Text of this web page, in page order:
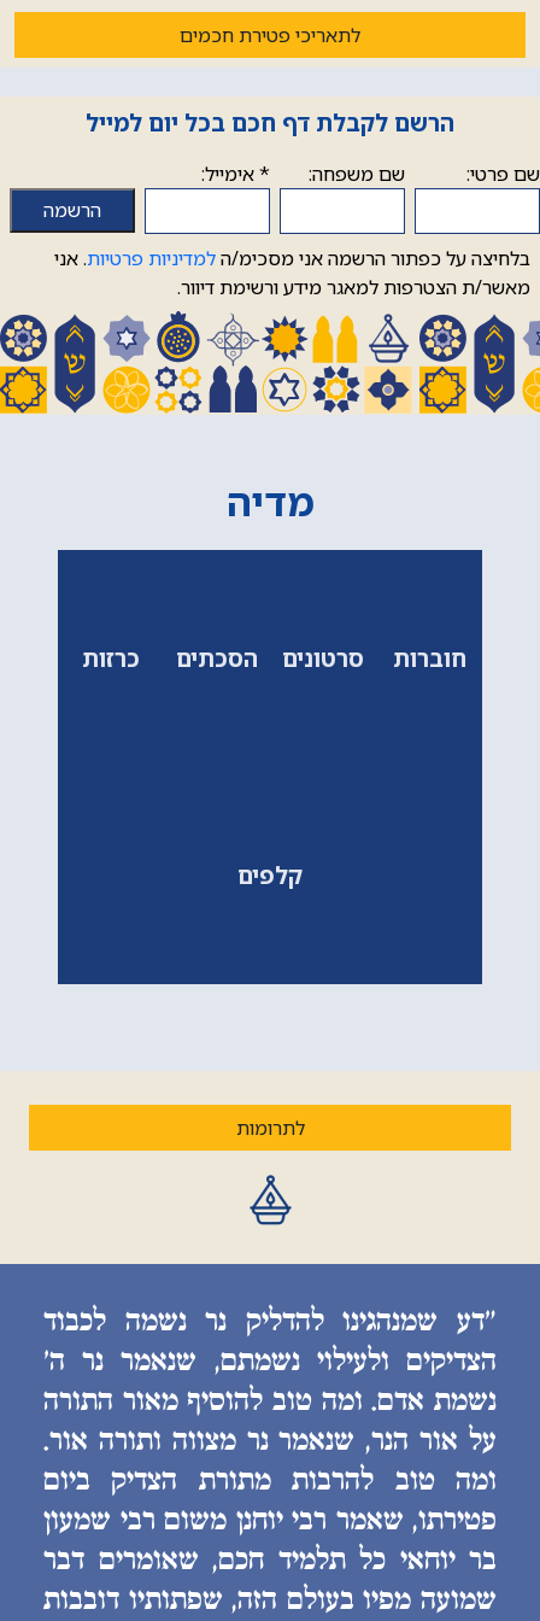
לתאריכי פטירת חכמים
הרשם לקבלת דף חכם בכל יום למייל
שם פרטי: שם משפחה: *אימייל:
בלחיצה על כפתור הרשמה אני מסכימ/הלמדיניות פרטיות. אני
מאשר/ת הצטרפות למאגר מידע ורשימת דיוור.
מדיה
חוברות סרטונים הסכתים כרזות
קלפים
לתרומות
״דע שמנהגינו להדליק נר נשמה לכבוד
הצדיקים ולעילוי נשמתם, שנאמר נר ה׳
נשמת אדם. ומה טוב להוסיף מאור התורה
על אור הנר, שנאמר נר מצווה ותורה אור.
ומה טוב להרבות מתורת הצדיק ביום
פטירתו, שאמר רבי יוחנן משום רבי שמעון
בר יוחאי כל תלמיד חכם, שאומרים דבר
שמועה מפיו בעולם הזה, שפתותיו דובבות